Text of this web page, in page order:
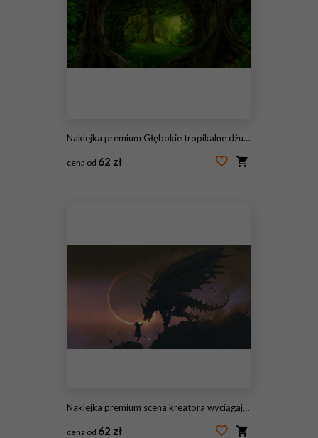
Naklejka premium Głębokie tropikalne dżungle Azji Południowo-Wschodniej w sierpniu
cena od 62 zł
Naklejka premium scena kreatora wyciągającego rękę do stojącego na skale smoka, styl sztuki cyfrowej, malowanie ilustracji
cena od 62 zł